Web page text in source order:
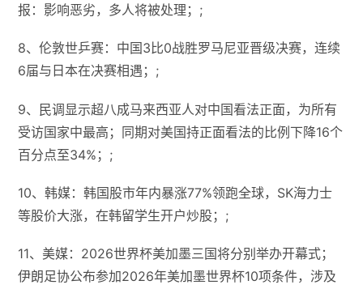
报：影响恶劣，多人将被处理；;
8、伦敦世乒赛：中国3比0战胜罗马尼亚晋级决赛，连续
6届与日本在决赛相遇；;
9、民调显示超八成马来西亚人对中国看法正面，为所有
受访国家中最高；同期对美国持正面看法的比例下降16个
百分点至34%；;
10、韩媒：韩国股市年内暴涨77%领跑全球，SK海力士
等股价大涨，在韩留学生开户炒股；;
11、美媒：2026世界杯美加墨三国将分别举办开幕式；
伊朗足协公布参加2026年美加墨世界杯10项条件，涉及